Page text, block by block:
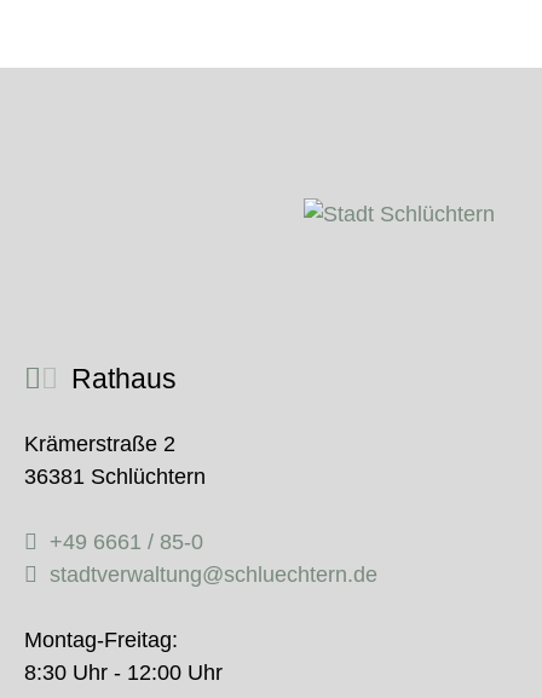
Rathaus
Krämerstraße 2
36381 Schlüchtern
+49 6661 / 85-0
stadtverwaltung@schluechtern.de
Montag-Freitag:
8:30 Uhr - 12:00 Uhr